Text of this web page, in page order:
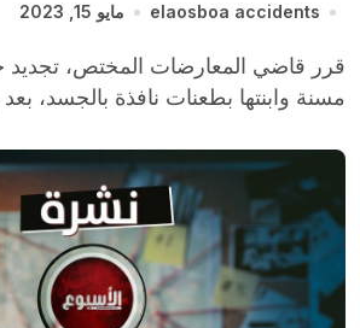
elaosboa accidents مايو 15, 2023
قرر قاضي المعارضات المختص، تجديد حبس المتهم بقتل
مسنة وابنتها بطعنات نافذة بالجسد،